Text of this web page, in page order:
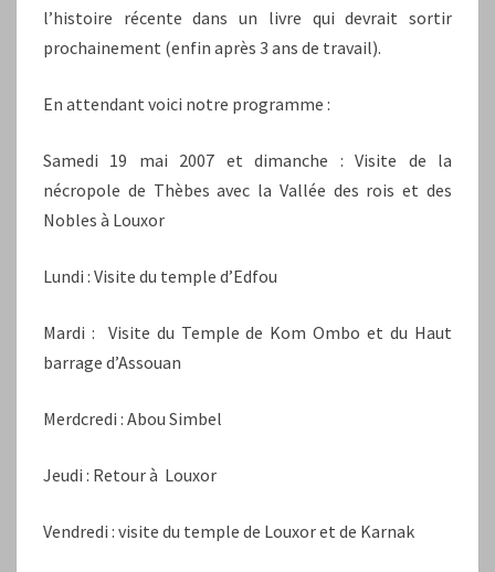
l’histoire récente dans un livre qui devrait sortir
prochainement (enfin après 3 ans de travail).
En attendant voici notre programme :
Samedi 19 mai 2007 et dimanche : Visite de la
nécropole de Thèbes avec la Vallée des rois et des
Nobles à Louxor
Lundi : Visite du temple d’Edfou
Mardi : Visite du Temple de Kom Ombo et du Haut
barrage d’Assouan
Merdcredi : Abou Simbel
Jeudi : Retour à Louxor
Vendredi : visite du temple de Louxor et de Karnak